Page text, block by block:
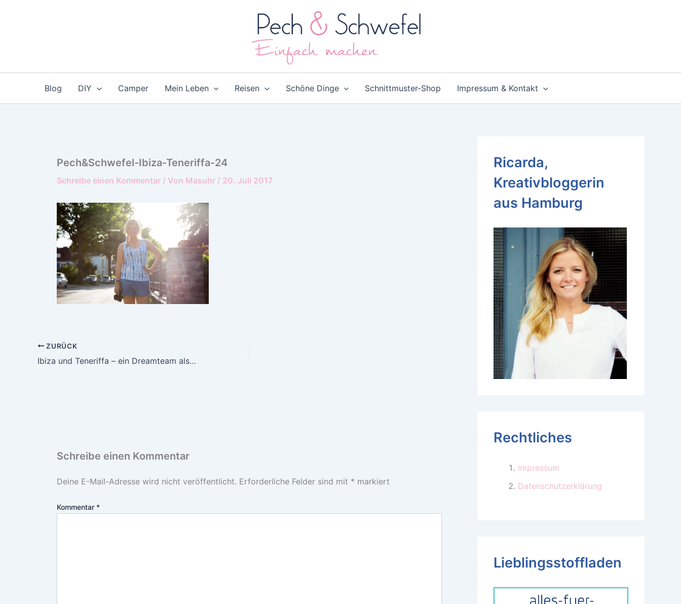
Blog DIY Camper Mein Leben Reisen Schöne Dinge Schnittmuster-Shop Impressum & Kontakt
Pech&Schwefel-Ibiza-Teneriffa-24
Schreibe einen Kommentar / Von Masuhr / 20. Juli 2017
ZURÜCK
Ibiza und Teneriffa – ein Dreamteam als Outfit
Schreibe einen Kommentar
Deine E-Mail-Adresse wird nicht veröffentlicht. Erforderliche Felder sind mit * markiert
Kommentar *
Ricarda,
Kreativbloggerin
aus Hamburg
Rechtliches
Impressum
Datenschutzerklärung
Lieblingsstoffladen